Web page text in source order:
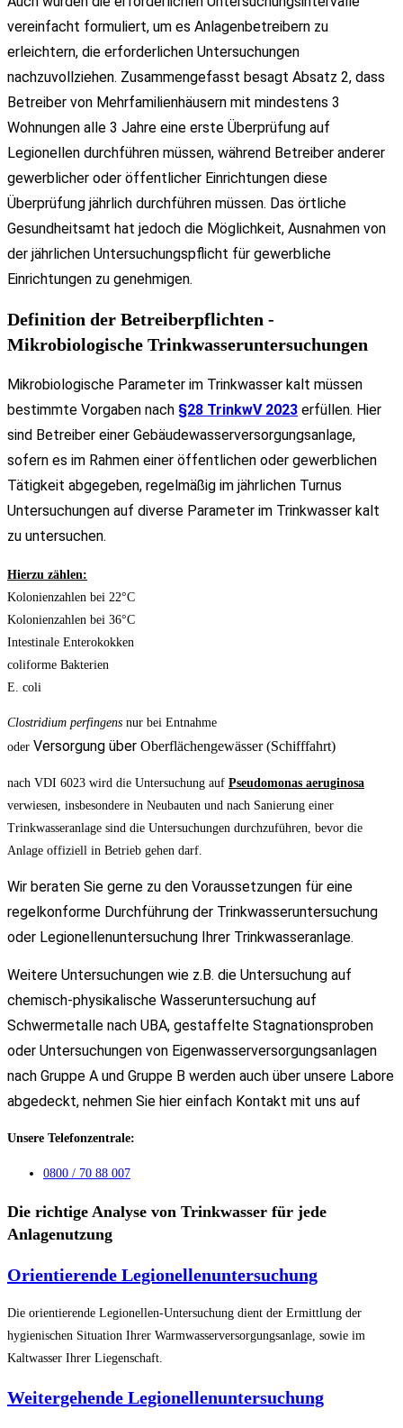
vereinfacht formuliert, um es Anlagenbetreibern zu
erleichtern, die erforderlichen Untersuchungen
nachzuvollziehen. Zusammengefasst besagt Absatz 2, dass
Betreiber von Mehrfamilienhäusern mit mindestens 3
Wohnungen alle 3 Jahre eine erste Überprüfung auf
Legionellen durchführen müssen, während Betreiber anderer
gewerblicher oder öffentlicher Einrichtungen diese
Überprüfung jährlich durchführen müssen. Das örtliche
Gesundheitsamt hat jedoch die Möglichkeit, Ausnahmen von
der jährlichen Untersuchungspflicht für gewerbliche
Einrichtungen zu genehmigen.
Definition der Betreiberpflichten -
Mikrobiologische Trinkwasseruntersuchungen
Mikrobiologische Parameter im Trinkwasser kalt müssen
bestimmte Vorgaben nach §28 TrinkwV 2023 erfüllen. Hier
sind Betreiber einer Gebäudewasserversorgungsanlage,
sofern es im Rahmen einer öffentlichen oder gewerblichen
Tätigkeit abgegeben, regelmäßig im jährlichen Turnus
Untersuchungen auf diverse Parameter im Trinkwasser kalt
zu untersuchen.
Hierzu zählen:
Kolonienzahlen bei 22°C
Kolonienzahlen bei 36°C
Intestinale Enterokokken
coliforme Bakterien
E. coli
Clostridium perfingens nur bei Entnahme
oder Versorgung über Oberflächengewässer (Schifffahrt)
nach VDI 6023 wird die Untersuchung auf Pseudomonas aeruginosa
verwiesen, insbesondere in Neubauten und nach Sanierung einer
Trinkwasseranlage sind die Untersuchungen durchzuführen, bevor die
Anlage offiziell in Betrieb gehen darf.
Wir beraten Sie gerne zu den Voraussetzungen für eine
regelkonforme Durchführung der Trinkwasseruntersuchung
oder Legionellenuntersuchung Ihrer Trinkwasseranlage.
Weitere Untersuchungen wie z.B. die Untersuchung auf
chemisch-physikalische Wasseruntersuchung auf
Schwermetalle nach UBA, gestaffelte Stagnationsproben
oder Untersuchungen von Eigenwasserversorgungsanlagen
nach Gruppe A und Gruppe B werden auch über unsere Labore
abgedeckt, nehmen Sie hier einfach Kontakt mit uns auf
Unsere Telefonzentrale:
0800 / 70 88 007
Die richtige Analyse von Trinkwasser für jede
Anlagenutzung
Orientierende Legionellenuntersuchung
Die orientierende Legionellen-Untersuchung dient der Ermittlung der
hygienischen Situation Ihrer Warmwasserversorgungsanlage, sowie im
Kaltwasser Ihrer Liegenschaft.
Weitergehende Legionellenuntersuchung